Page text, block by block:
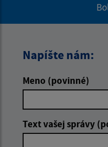
Napíšte nám:
Meno (povinné)
Text vašej správy